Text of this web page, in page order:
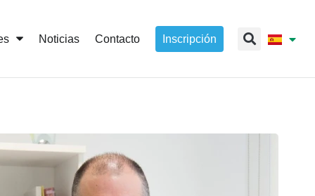
Noticias Contacto Inscripción